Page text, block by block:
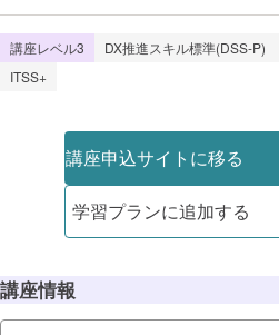
講座レベル3 DX推進スキル標準(DSS-P)
ITSS+
講座申込サイトに移る
学習プランに追加する
講座情報